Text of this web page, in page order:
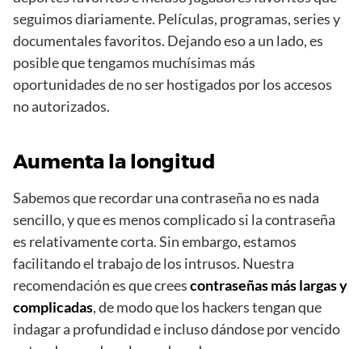
seguimos diariamente. Películas, programas, series y
documentales favoritos. Dejando eso a un lado, es
posible que tengamos muchísimas más
oportunidades de no ser hostigados por los accesos
no autorizados.
Aumenta la longitud
Sabemos que recordar una contraseña no es nada
sencillo, y que es menos complicado si la contraseña
es relativamente corta. Sin embargo, estamos
facilitando el trabajo de los intrusos. Nuestra
recomendación es que creescontraseñas más largas y
complicadas, de modo que los hackers tengan que
indagar a profundidad e incluso dándose por vencido